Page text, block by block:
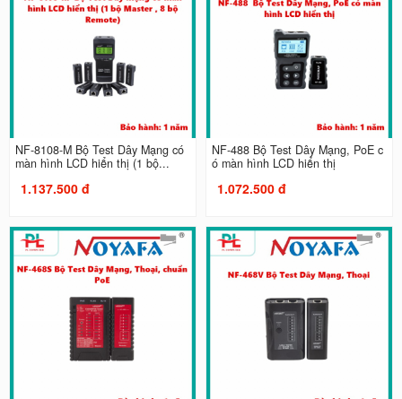
NF-8108-M Bộ Test Dây Mạng có
màn hình LCD hiển thị (1 bộ...
1.137.500 đ
NF-488 Bộ Test Dây Mạng, PoE c
ó màn hình LCD hiển thị
1.072.500 đ